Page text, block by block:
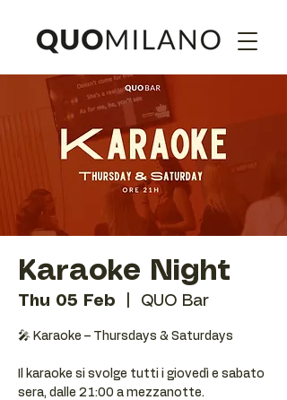
Karaoke Night
Thu 05 Feb QUO Bar
🎤 Karaoke – Thursdays & Saturdays
Il karaoke si svolge tutti i giovedì e sabato
sera, dalle 21:00 a mezzanotte.